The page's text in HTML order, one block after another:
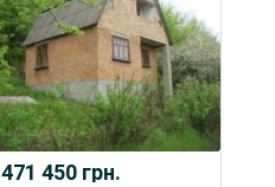
471 450 грн.